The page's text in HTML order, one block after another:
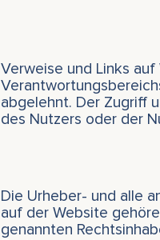
Verweise und Links
abgelehnt. Der Zugriff
des Nutzers oder der
Die Urheber- und alle
auf der Website
genannten